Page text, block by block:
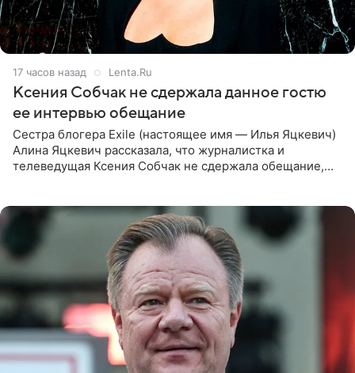
17 часов назад Lenta.Ru
Ксения Собчак не сдержала данное гостю
ее интервью обещание
Сестра блогера Exile (настоящее имя — Илья Яцкевич)
Алина Яцкевич рассказала, что журналистка и
телеведущая Ксения Собчак не сдержала обещание,